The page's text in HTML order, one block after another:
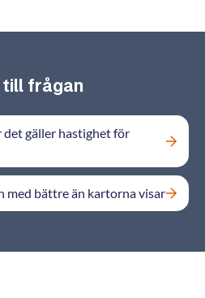
frågan
det gäller hastighet för
med bättre än kartorna visar